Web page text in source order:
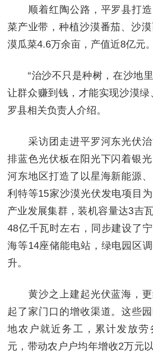
顺着红陶公路，平罗县打造
菜产业带，种植沙漠番茄、沙
漠瓜菜4.6万余亩，产值近8亿元。
“治沙不只是种树，在沙地里
让群众赚到钱，才能实现沙漠绿
罗县相关负责人介绍。
采访团走进平罗河东光伏治
排蓝色光伏板在阳光下闪着银
河东地区打造了以星海新能源
利特等15家沙漠光伏发电项目
产业发展集群，装机容量达3吉
48亿千瓦时左右，同步建设了
海等14座储能电站，绿电园区
升。
黄沙之上建起光伏蓝海，更
起了家门口的增收渠道。这些
地农户就近务工，累计发放劳
元，带动农户户均年增收2万元